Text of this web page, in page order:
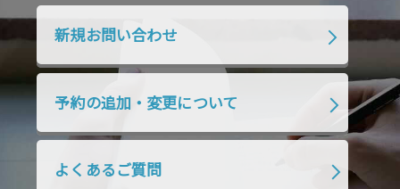
2019年10月 2019年9月
2019年4月
2018年7月 2018年6月
新規お問い合わせ
予約の追加・変更について
よくあるご質問